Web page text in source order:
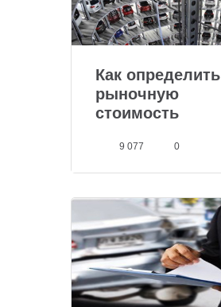
Как определить
рыночную
стоимость
9 077 0